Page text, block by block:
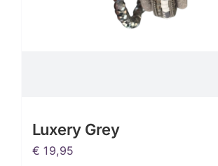
Luxery Grey
€ 19,95